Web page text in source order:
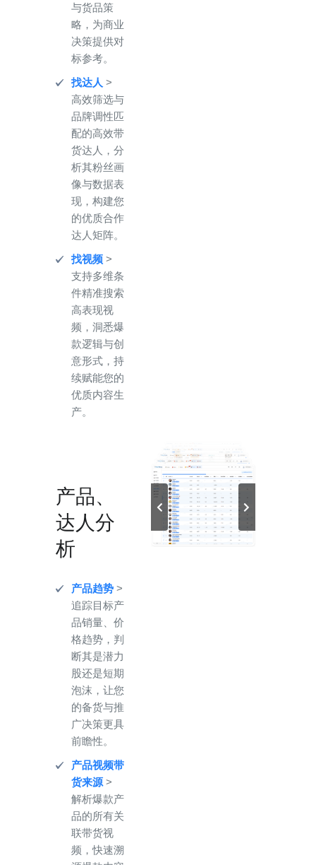
与货品策
略，为商业
决策提供对
标参考。
找达人 >
高效筛选与
品牌调性匹
配的高效带
货达人，分
析其粉丝画
像与数据表
现，构建您
的优质合作
达人矩阵。
找视频 >
支持多维条
件精准搜索
高表现视
频，洞悉爆
款逻辑与创
意形式，持
续赋能您的
优质内容生
产。
产品、
达人分
析
产品趋势 >
追踪目标产
品销量、价
格趋势，判
断其是潜力
股还是短期
泡沫，让您
的备货与推
广决策更具
前瞻性。
产品视频带
货来源 >
解析爆款产
品的所有关
联带货视
频，快速溯